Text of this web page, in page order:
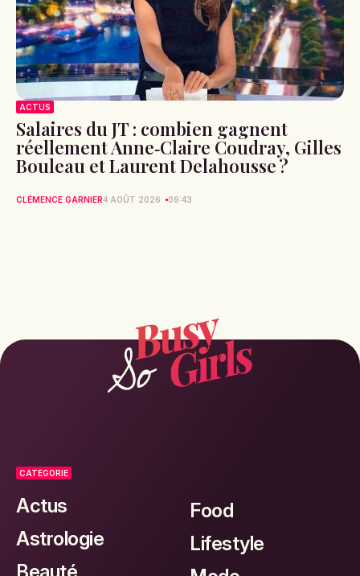
ACTUS
Salaires du JT : combien gagnent
réellement Anne‑Claire Coudray, Gilles
Bouleau et Laurent Delahousse ?
CLÉMENCE GARNIER4 AOÛT 2026 09:43
CATEGORIE
Actus
Astrologie
Food
Lifestyle